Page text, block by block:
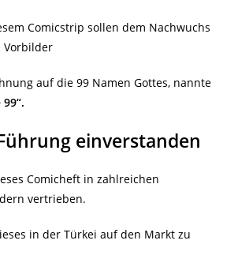
Comicstrip sollen dem Nachwuchs
Vorbilder
auf die 99 Namen Gottes, nannte
99“.
einverstanden
Comicheft in zahlreichen
vertrieben.
in der Türkei auf den Markt zu